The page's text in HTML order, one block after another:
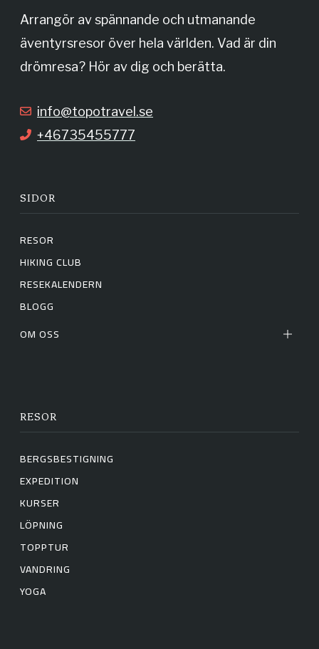
o
o
Arrangör av spännande och utmanande
äventyrsresor över hela världen. Vad är din
drömresa? Hör av dig och berätta.
info@topotravel.se
+46735455777
SIDOR
RESOR
HIKING CLUB
RESEKALENDERN
BLOGG
OM OSS
RESOR
BERGSBESTIGNING
EXPEDITION
KURSER
LÖPNING
TOPPTUR
VANDRING
YOGA